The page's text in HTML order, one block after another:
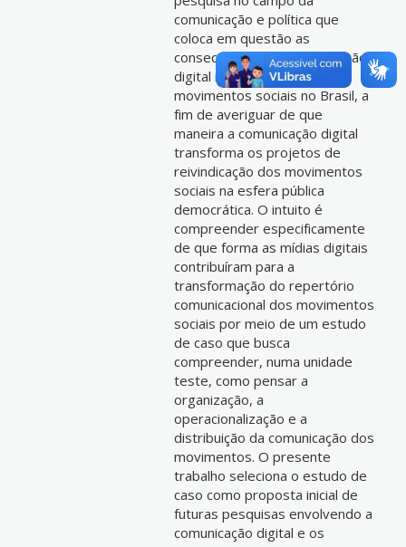
comunicação e política que
coloca em questão as
consequências da comunicação
digital na atuação dos
movimentos sociais no Brasil, a
fim de averiguar de que
maneira a comunicação digital
transforma os projetos de
reivindicação dos movimentos
sociais na esfera pública
democrática. O intuito é
compreender especificamente
de que forma as mídias digitais
contribuíram para a
transformação do repertório
comunicacional dos movimentos
sociais por meio de um estudo
de caso que busca
compreender, numa unidade
teste, como pensar a
organização, a
operacionalização e a
distribuição da comunicação dos
movimentos. O presente
trabalho seleciona o estudo de
caso como proposta inicial de
futuras pesquisas envolvendo a
comunicação digital e os